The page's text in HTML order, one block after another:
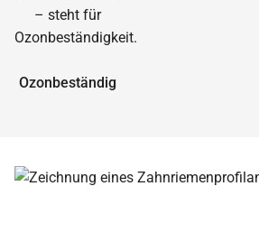
Ozonbeständig